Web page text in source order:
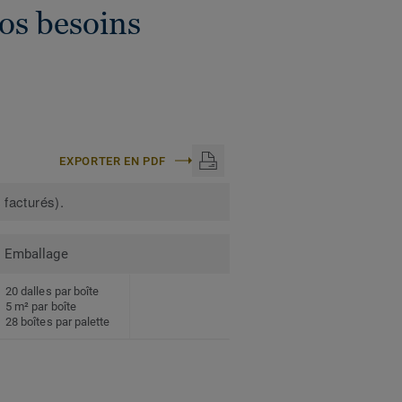
besoins
EXPORTER EN PDF
facturés).
Emballage
20 dalles par boîte
5 m² par boîte
28 boîtes par palette